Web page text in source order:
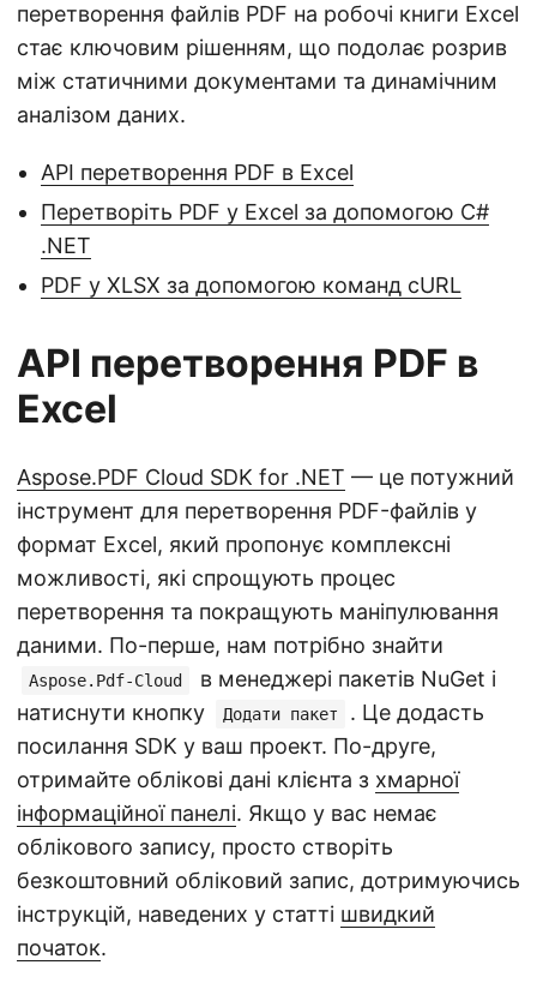
перетворення файлів PDF на робочі книги Excel
стає ключовим рішенням, що подолає розрив
між статичними документами та динамічним
аналізом даних.
API перетворення PDF в Excel
Перетворіть PDF у Excel за допомогою C#
.NET
PDF у XLSX за допомогою команд cURL
API перетворення PDF в
Excel
Aspose.PDF Cloud SDK for .NET — це потужний
інструмент для перетворення PDF-файлів у
формат Excel, який пропонує комплексні
можливості, які спрощують процес
перетворення та покращують маніпулювання
даними. По-перше, нам потрібно знайти
Aspose.Pdf-Cloud
в менеджері пакетів NuGet і
натиснути кнопку
Додати пакет
. Це додасть
посилання SDK у ваш проект. По-друге,
отримайте облікові дані клієнта з хмарної
інформаційної панелі. Якщо у вас немає
облікового запису, просто створіть
безкоштовний обліковий запис, дотримуючись
інструкцій, наведених у статті швидкий
початок.